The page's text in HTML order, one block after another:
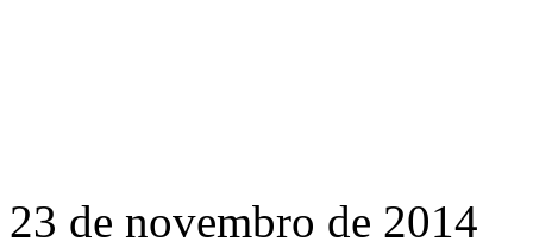
23 de novembro de 2014